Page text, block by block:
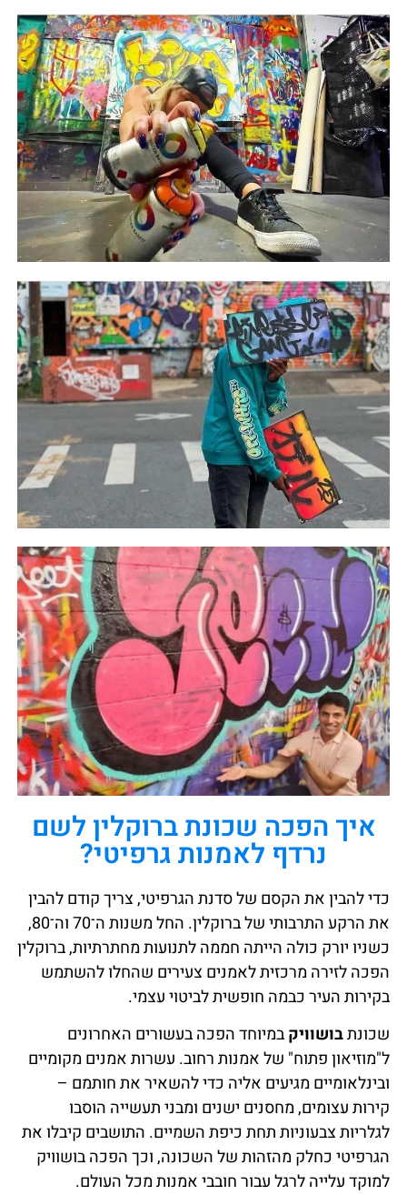
איך הפכה שכונת ברוקלין לשם
נרדף לאמנות גרפיטי?
כדי להבין את הקסם של סדנת הגרפיטי, צריך קודם להבין
את הרקע התרבותי של ברוקלין. החל משנות ה־70 וה־80,
כשניו יורק כולה הייתה חממה לתנועות מחתרתיות, ברוקלין
הפכה לזירה מרכזית לאמנים צעירים שהחלו להשתמש
בקירות העיר כבמה חופשית לביטוי עצמי.
שכונתבושוויקבמיוחד הפכה בעשורים האחרונים
ל"מוזיאון פתוח" של אמנות רחוב. עשרות אמנים מקומיים
ובינלאומיים מגיעים אליה כדי להשאיר את חותמם –
קירות עצומים, מחסנים ישנים ומבני תעשייה הוסבו
לגלריות צבעוניות תחת כיפת השמיים. התושבים קיבלו את
הגרפיטי כחלק מהזהות של השכונה, וכך הפכה בושוויק
למוקד עלייה לרגל עבור חובבי אמנות מכל העולם.